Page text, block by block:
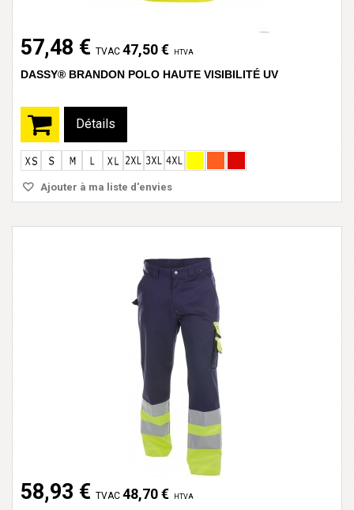
57,48 € TVAC 47,50 € HTVA
DASSY® BRANDON POLO HAUTE VISIBILITÉ UV
Détails
Ajouter à ma liste d'envies
58,93 € TVAC 48,70 € HTVA